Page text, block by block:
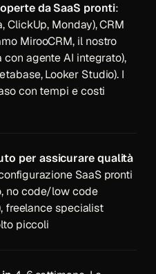
da SaaS pronti:
ClickUp, Monday), CRM
MirooCRM, il nostro
agente AI integrato),
Looker Studio). I
con tempi e costi
per assicurare qualità
SaaS pronti
no code/low code
freelance specialist
piccoli